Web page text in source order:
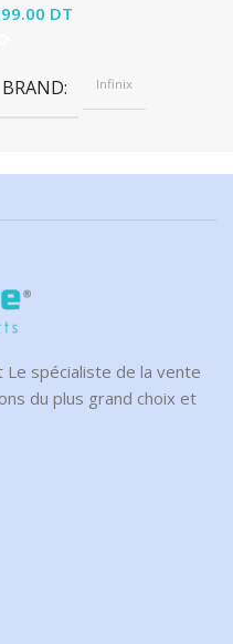
DT
BRAND Infinix
Le spécialiste de la vente
du plus grand choix et